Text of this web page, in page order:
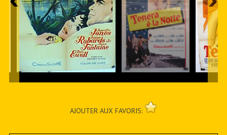
AJOUTER AUX FAVORIS: